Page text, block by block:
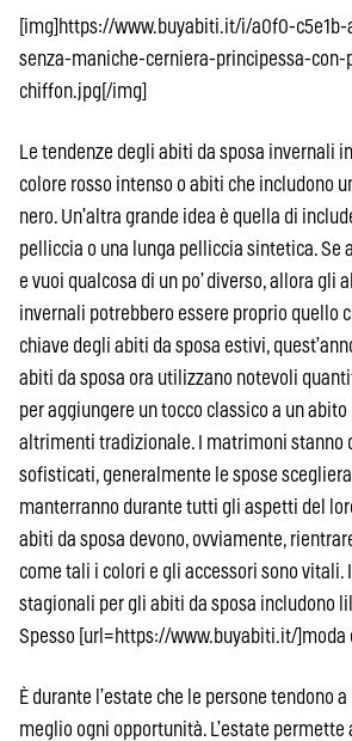
[img]https://www.buyabiti.it/i/a0f0-
senza-maniche-cerniera-principessa-con-
chiffon.jpg[/img]
Le tendenze degli abiti da sposa invernali
colore rosso intenso o abiti che includono
nero. Un’altra grande idea è quella di
pelliccia o una lunga pelliccia sintetica. Se
e vuoi qualcosa di un po’ diverso, allora gli
invernali potrebbero essere proprio quello
chiave degli abiti da sposa estivi,
abiti da sposa ora utilizzano notevoli
per aggiungere un tocco classico a un
altrimenti tradizionale. I matrimoni stanno
sofisticati, generalmente le spose
manterranno durante tutti gli aspetti del
abiti da sposa devono, ovviamente,
come tali i colori e gli accessori sono vitali.
stagionali per gli abiti da sposa includono
Spesso [url=https://www.buyabiti.it/]moda
È durante l’estate che le persone tendono
meglio ogni opportunità. L’estate permette